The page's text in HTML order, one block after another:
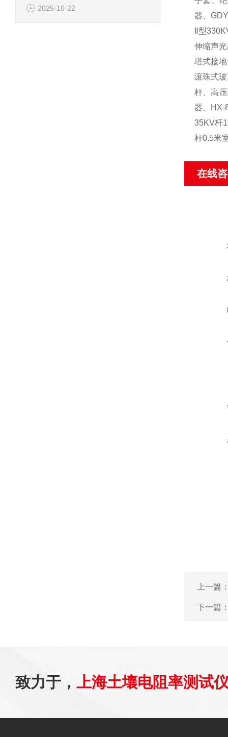
2025-10-22
器、
Ⅱ型
伸缩声
塔式接
滚珠式
杆、高
器、HX-
35KV杆
杆0.5米
在线
上一篇
下一篇
致力于， 上海土壤电阻率测试